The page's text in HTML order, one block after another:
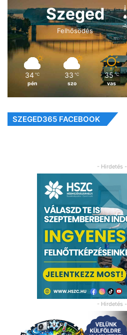
Szeged
Felhősödés
34 ℃
pén
33 ℃
szo
35 ℃
vas
SZEGED365 FACEBOOK
- Hirdetés -
- Hirdetés -